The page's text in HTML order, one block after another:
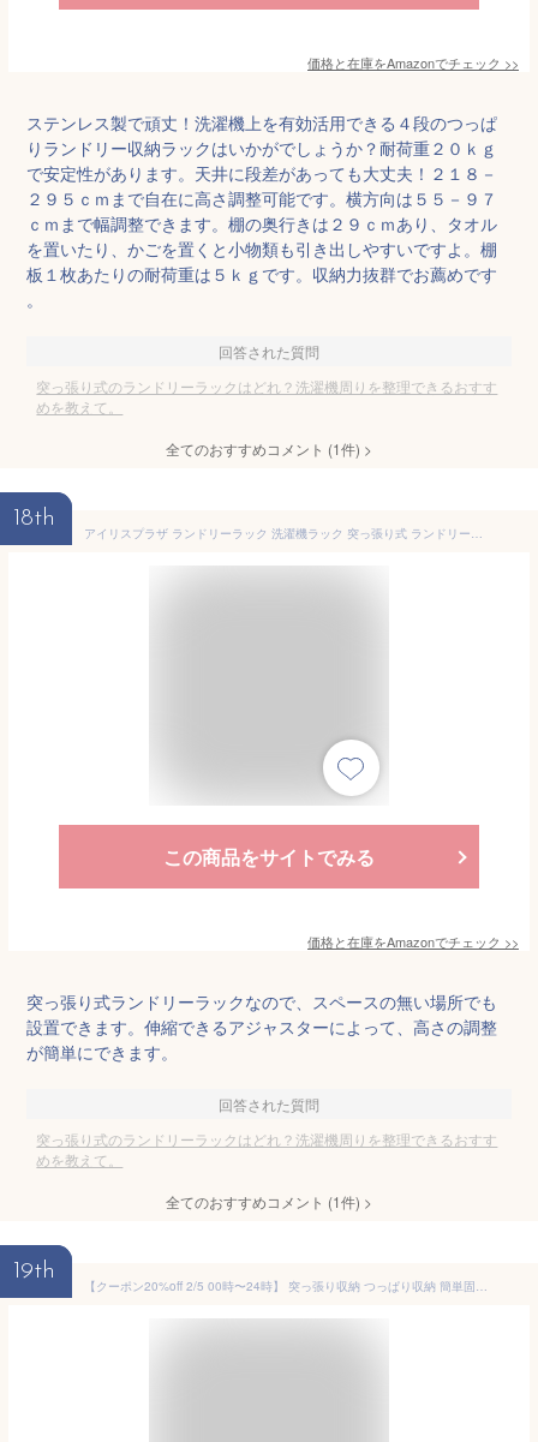
価格と在庫をAmazonでチェック >>
ステンレス製で頑丈！洗濯機上を有効活用できる４段のつっぱ
りランドリー収納ラックはいかがでしょうか？耐荷重２０ｋｇ
で安定性があります。天井に段差があっても大丈夫！２１８－
２９５ｃｍまで自在に高さ調整可能です。横方向は５５－９７
ｃｍまで幅調整できます。棚の奥行きは２９ｃｍあり、タオル
を置いたり、かごを置くと小物類も引き出しやすいですよ。棚
板１枚あたりの耐荷重は５ｋｇです。収納力抜群でお薦めです
。
回答された質問
突っ張り式のランドリーラックはどれ？洗濯機周りを整理できるおすす
めを教えて。
全てのおすすめコメント (1件) >
18th
アイリスプラザ ランドリーラック 洗濯機ラック 突っ張り式 ランドリーラック 幅60cm 8段階 高さ調節 RDLK-2660WT ホワイト×ホワイト
この商品をサイトでみる
価格と在庫をAmazonでチェック >>
突っ張り式ランドリーラックなので、スペースの無い場所でも
設置できます。伸縮できるアジャスターによって、高さの調整
が簡単にできます。
回答された質問
突っ張り式のランドリーラックはどれ？洗濯機周りを整理できるおすす
めを教えて。
全てのおすすめコメント (1件) >
19th
【クーポン20%off 2/5 00時〜24時】 突っ張り収納 つっぱり収納 簡単固定 省スペース 棚 収納 3段 幅61 ウォールラック ウォールシェルフ 隙間収納 キャスター付き 洗濯機 ランドリーラック 洗面所 収納 収納棚 キッチンラック キッチン収納 洗面所 カリエ ドリス